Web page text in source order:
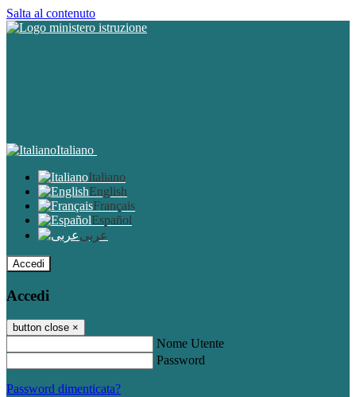
Salta al contenuto
Italiano
Italiano
English
Français
Español
عربى
Accedi
Accedi
button close ×
Nome Utente
Password
Password dimenticata?